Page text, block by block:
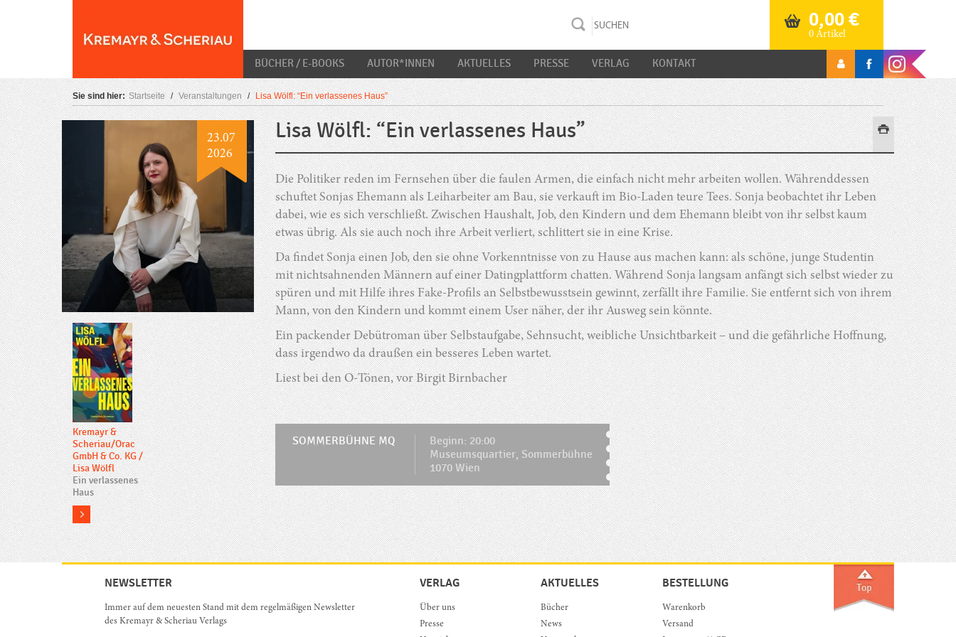
0,00€
0 Artikel
BÜCHER / E-BOOKS AUTOR*INNEN AKTUELLES PRESSE VERLAG KONTAKT
Sie sind hier: Startseite / Veranstaltungen / Lisa Wölfl: “Ein verlassenes Haus”
23.07
2026
Kremayr &
Scheriau/Orac
GmbH & Co. KG/
Lisa Wölfl
Ein verlassenes
Haus
more
Lisa Wölfl: “Ein verlassenes Haus”
Die Politiker reden im Fernsehen über die faulen Armen, die einfach nicht mehr arbeiten wollen. Währenddessen
schuftet Sonjas Ehemann als Leiharbeiter am Bau, sie verkauft im Bio-Laden teure Tees. Sonja beobachtet ihr Leben
dabei, wie es sich verschließt. Zwischen Haushalt, Job, den Kindern und dem Ehemann bleibt von ihr selbst kaum
etwas übrig. Als sie auch noch ihre Arbeit verliert, schlittert sie in eine Krise.
Da findet Sonja einen Job, den sie ohne Vorkenntnisse von zu Hause aus machen kann: als schöne, junge Studentin
mit nichtsahnenden Männern auf einer Datingplattform chatten. Während Sonja langsam anfängt sich selbst wieder zu
spüren und mit Hilfe ihres Fake-Profils an Selbstbewusstsein gewinnt, zerfällt ihre Familie. Sie entfernt sich von ihrem
Mann, von den Kindern und kommt einem User näher, der ihr Ausweg sein könnte.
Ein packender Debütroman über Selbstaufgabe, Sehnsucht, weibliche Unsichtbarkeit – und die gefährliche Hoffnung,
dass irgendwo da draußen ein besseres Leben wartet.
Liest bei den O-Tönen, vor Birgit Birnbacher
SOMMERBÜHNE MQ
Beginn: 20:00
Museumsquartier, Sommerbühne
1070 Wien
VERLAG
Über uns
Presse
AKTUELLES
Bücher
News
BESTELLUNG
Warenkorb
Versand
NEWSLETTER
Immer auf dem neuesten Stand mit dem regelmäßigen Newsletter
des Kremayr & Scheriau Verlags